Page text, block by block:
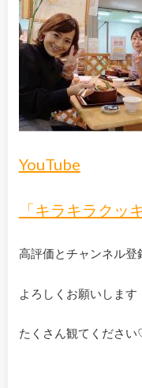
YouTube
「キラキラクッ
高評価とチャンネル登
よろしくお願いします
たくさん観てくださ